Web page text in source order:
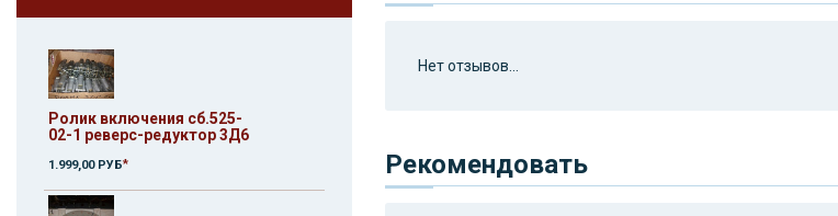
Ролик включения сб.525-
02-1 реверс-редуктор 3Д6
1.999,00 РУБ*
Нет отзывов...
Рекомендовать